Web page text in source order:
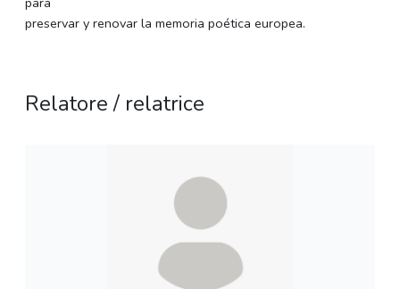
preservar y renovar la memoria poética europea.
Relatore / relatrice